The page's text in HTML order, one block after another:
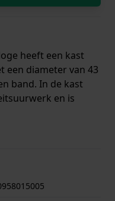
heeft een kast
een diameter van 43
band. In de kast
en is
3+2.